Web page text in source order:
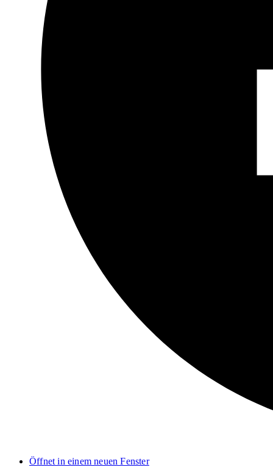
Öffnet in einem neuen Fenster